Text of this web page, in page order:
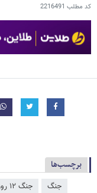
کد مطلب 2216491
برچسب‌ها
جنگ جنگ ۱۲ روزه